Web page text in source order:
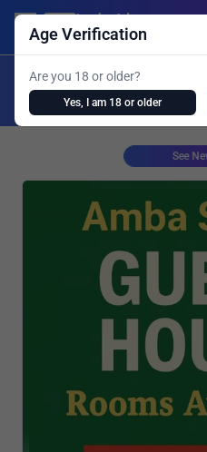
Lanka Ads
X
Girls Personal Live Cam
See
Age Verification
Are you 18 or older?
Yes, I am 18 or older